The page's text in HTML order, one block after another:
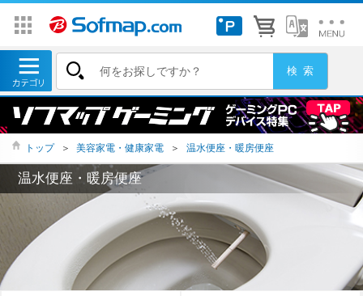
トップ ＞ 美容家電・健康家電 ＞ 温水便座・暖房便座
温水便座・暖房便座